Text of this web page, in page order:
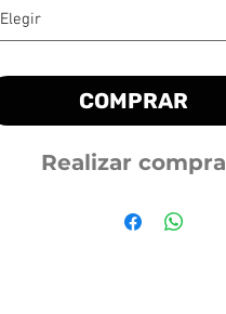
Elegir
COMPRAR
Realizar compra